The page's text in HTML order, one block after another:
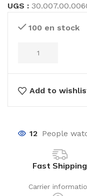
UGS :
100 en stock
Add to
12 People
Fast Shipping
Carrier